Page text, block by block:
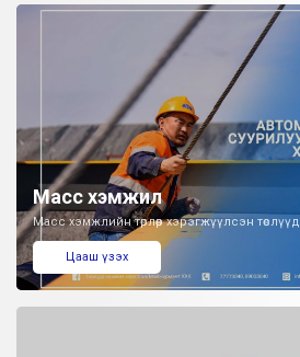
Масс хэмжил
Масс хэмжлийн төрлөөр хэрэгжүүлсэн төслүүд
Цааш үзэх